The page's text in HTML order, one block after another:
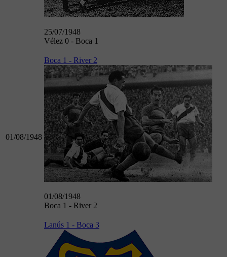
25/07/1948
Vélez 0 - Boca 1
01/08/1948
Boca 1 - River 2
01/08/1948
Boca 1 - River 2
Lanús 1 - Boca 3